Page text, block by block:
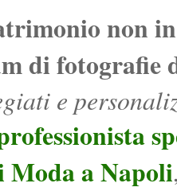
non
di fotografie
e
a Napoli